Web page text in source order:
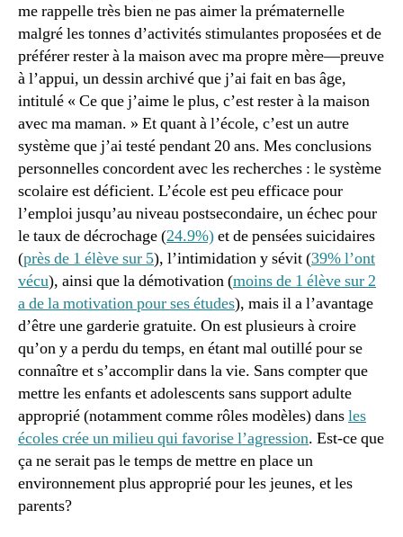
me rappelle très bien ne pas aimer la prématernelle
malgré les tonnes d’activités stimulantes proposées et de
préférer rester à la maison avec ma propre mère—preuve
à l’appui, un dessin archivé que j’ai fait en bas âge,
intitulé « Ce que j’aime le plus, c’est rester à la maison
avec ma maman. » Et quant à l’école, c’est un autre
système que j’ai testé pendant 20 ans. Mes conclusions
personnelles concordent avec les recherches : le système
scolaire est déficient. L’école est peu efficace pour
l’emploi jusqu’au niveau postsecondaire, un échec pour
le taux de décrochage (24.9%)et de pensées suicidaires
(près de 1 élève sur 5), l’intimidation y sévit (39% l’ont
vécu), ainsi que la démotivation (moins de 1 élève sur 2
a de la motivation pour ses études), mais il a l’avantage
d’être une garderie gratuite. On est plusieurs à croire
qu’on y a perdu du temps, en étant mal outillé pour se
connaître et s’accomplir dans la vie. Sans compter que
mettre les enfants et adolescents sans support adulte
approprié (notamment comme rôles modèles) dansles
écoles crée un milieu qui favorise l’agression. Est-ce que
ça ne serait pas le temps de mettre en place un
environnement plus approprié pour les jeunes, et les
parents?